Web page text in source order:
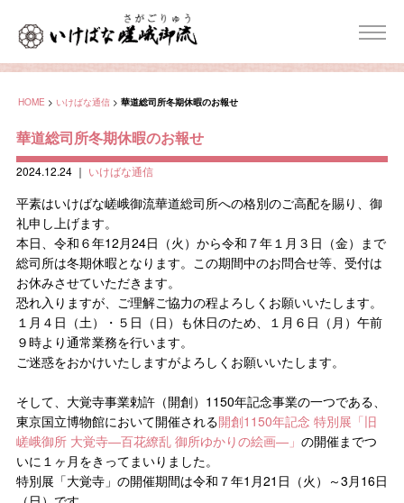
HOME > いけばな通信 > 華道総司所冬期休暇のお報せ
華道総司所冬期休暇のお報せ
2024.12.24｜ いけばな通信
平素はいけばな嵯峨御流華道総司所への格別のご高配を賜り、御
礼申し上げます。
本日、令和６年12月24日（火）から令和７年１月３日（金）まで
総司所は冬期休暇となります。この期間中のお問合せ等、受付は
お休みさせていただきます。
恐れ入りますが、ご理解ご協力の程よろしくお願いいたします。
１月４日（土）・５日（日）も休日のため、１月６日（月）午前
９時より通常業務を行います。
ご迷惑をおかけいたしますがよろしくお願いいたします。
そして、大覚寺事業勅許（開創）1150年記念事業の一つである、
東京国立博物館において開催される開創1150年記念 特別展「旧
嵯峨御所 大覚寺―百花繚乱 御所ゆかりの絵画―」 の開催までつ
いに１ヶ月をきってまいりました。
特別展「大覚寺」の開催期間は令和７年1月21日（火）～3月16日